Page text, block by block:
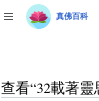
转开关侧边栏
真佛百科
查看“32載著